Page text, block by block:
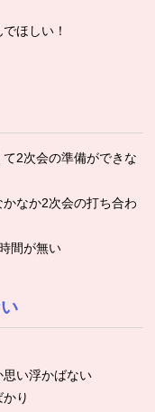
ほしい！
2次会の準備ができな
なか2次会の打ち合わ
間が無い
い浮かばない
り